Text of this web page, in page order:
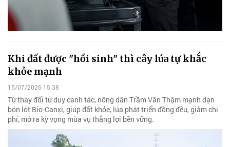
Khi đất được "hồi sinh" thì cây lúa tự khắc
khỏe mạnh
15/07/2026 15:38
Từ thay đổi tư duy canh tác, nông dân Trầm Văn Thậm mạnh dạn
bón lót Bio-Canxi, giúp đất khỏe, lúa phát triển đồng đều, giảm chi
phí, mở ra kỳ vọng mùa vụ thắng lợi bền vững.